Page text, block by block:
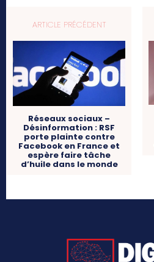
ARTICLE PRÉCÉDENT
Réseaux sociaux –
Désinformation : RSF
porte plainte contre
Facebook en France et
espère faire tâche
d’huile dans le monde